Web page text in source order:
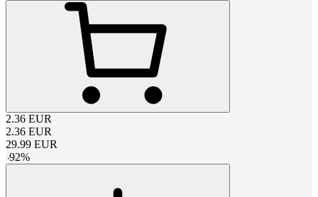
2.36 EUR
2.36 EUR
29.99 EUR
-92%